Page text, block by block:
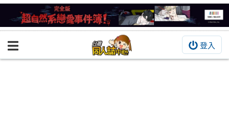
登入
BOOKY書集倉庫